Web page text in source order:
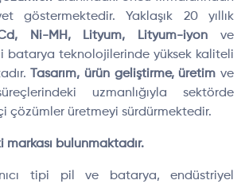
göstermektedir. Yaklaşık 20 yıllık
Ni-MH, Lityum, Lityum-iyon ve
teknolojilerinde yüksek kaliteli
Tasarım, ürün geliştirme, üretim ve
uzmanlığıyla sektörde
çözümler üretmeyi sürdürmektedir.
markası bulunmaktadır.
tipi pil ve batarya, endüstriyel